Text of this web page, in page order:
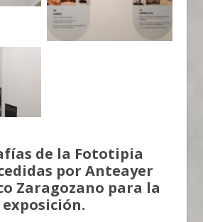
de la Fototipia
por Anteayer
Zaragozano para la
exposición.